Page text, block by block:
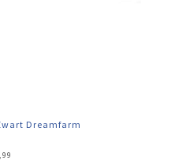
Dreamfarm